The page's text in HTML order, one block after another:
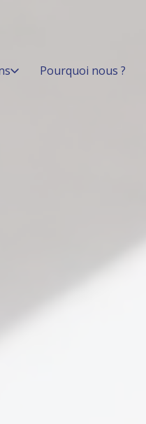
Pourquoi nous ?